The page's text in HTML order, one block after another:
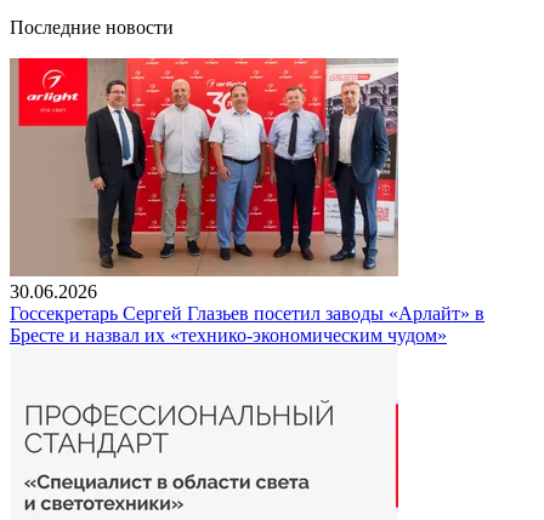
Последние новости
30.06.2026
Госсекретарь Сергей Глазьев посетил заводы «Арлайт» в
Бресте и назвал их «технико-экономическим чудом»